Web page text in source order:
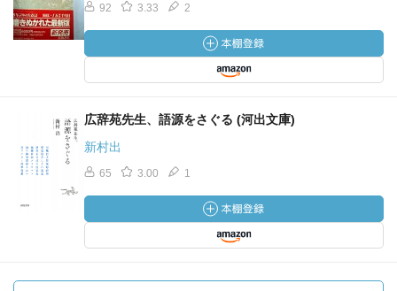
92 3.33 2
広辞苑先生、語源をさぐる (河出文庫)
新村出
65 3.00 1